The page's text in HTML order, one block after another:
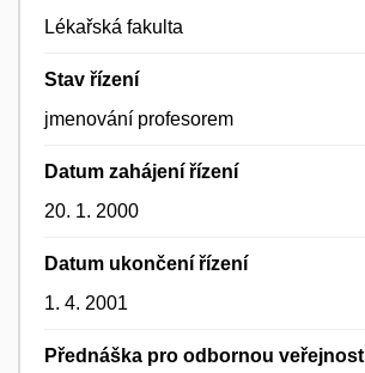
Lékařská fakulta
Stav řízení
jmenování profesorem
Datum zahájení řízení
20. 1. 2000
Datum ukončení řízení
1. 4. 2001
Přednáška pro odbornou veřejnost